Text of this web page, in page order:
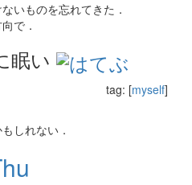
いものを忘れてきた．
で．
眠い
tag: [myself]
しれない．